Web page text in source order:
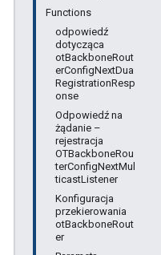
Functions
odpowiedź
dotycząca
otBackboneRout
erConfigNextDua
RegistrationResp
onse
Odpowiedź na
żądanie –
rejestracja
OTBackboneRou
terConfigNextMul
ticastListener
Konfiguracja
przekierowania
otBackboneRout
er